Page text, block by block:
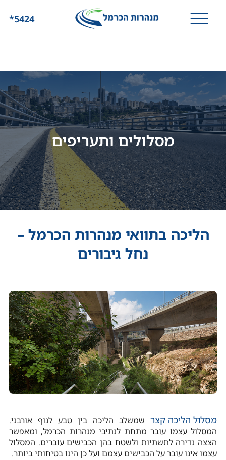
*5424
מסלולים ותעריפים
הליכה בתוואי מנהרות הכרמל –
נחל גיבורים
מסלול הליכה קצרשמשלב הליכה בין טבע לנוף אורבני.
המסלול עצמו עובר מתחת לנתיבי מנהרות הכרמל, ומאפשר
הצצה נדירה לתשתיות ולשטח בהן הכבישים עוברים. המסלול
עצמו אינו עובר על הכבישים עצמם ועל כן הינו בטיחותי ביותר.